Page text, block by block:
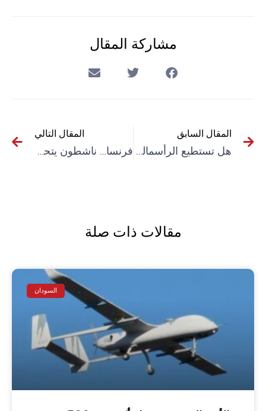
مشاركة المقال
المقال السابق
هل تستطيع الرأسمالية حل الأزمة البيئية؟
المقال التالي
فرنسا… ناشطون يتحدون قرارات حظر التضامن مع فلسطين والأسير جورج عبدالله
مقالات ذات صلة
السودان